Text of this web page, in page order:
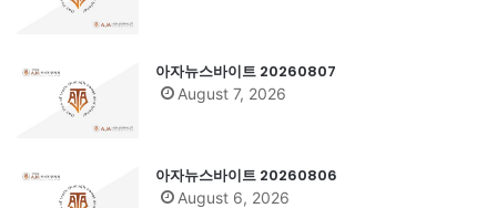
아자뉴스바이트 20260807
August 7, 2026
아자뉴스바이트 20260806
August 6, 2026